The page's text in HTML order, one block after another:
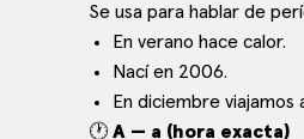
Se usa para hablar de
En verano hace calor.
Nací en 2006.
En diciembre viajamos
🕐 A — a (hora exacta)